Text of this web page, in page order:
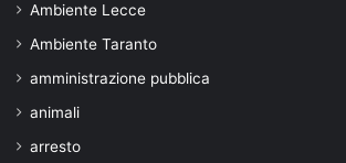
Ambiente Lecce
Ambiente Taranto
amministrazione pubblica
animali
arresto